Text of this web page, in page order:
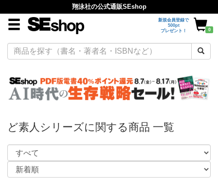
翔泳社の公式通販SEshop
新規会員登録で
500pt
プレゼント！
0
ど素人シリーズに関する商品 一覧